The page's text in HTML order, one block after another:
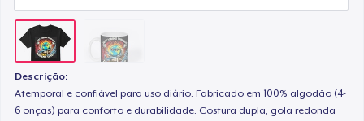
Descrição:
Atemporal e confiável para uso diário. Fabricado em 100% algodão (4-
6 onças) para conforto e durabilidade. Costura dupla, gola redonda